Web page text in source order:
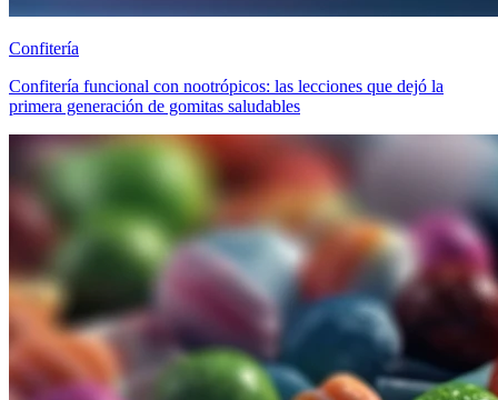
Confitería
Confitería funcional con nootrópicos: las lecciones que dejó la
primera generación de gomitas saludables